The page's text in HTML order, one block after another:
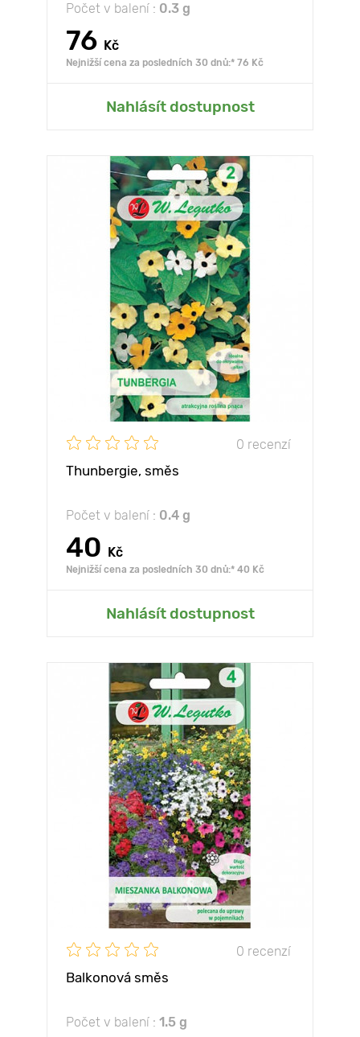
Počet v balení : 0.3 g
76 Kč
Nejnižší cena za posledních 30 dnů:* 76 Kč
Nahlásít dostupnost
0 recenzí
Thunbergie, směs
Počet v balení : 0.4 g
40 Kč
Nejnižší cena za posledních 30 dnů:* 40 Kč
Nahlásít dostupnost
0 recenzí
Balkonová směs
Počet v balení : 1.5 g